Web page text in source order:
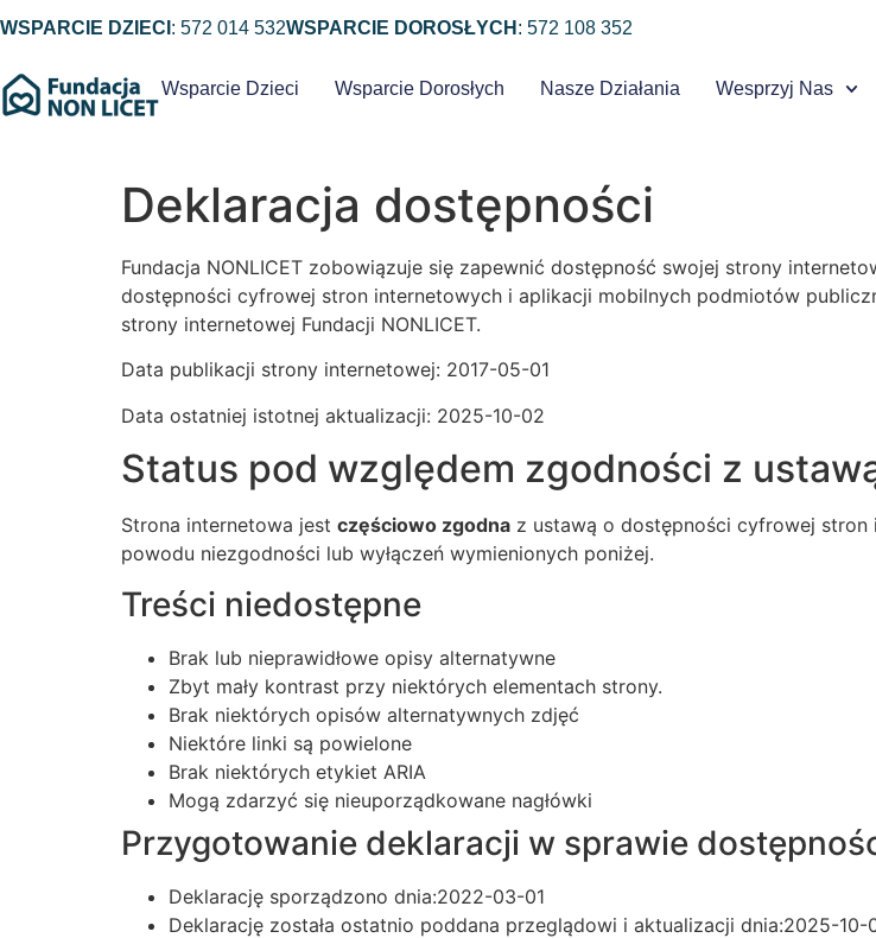
WSPARCIE DZIECI : 572 014 532WSPARCIE DOROSŁYCH : 572 108 352
Wsparcie Dzieci Wsparcie Dorosłych Nasze Działania Wesprzyj Nas
Deklaracja dostępności
Fundacja NONLICET zobowiązuje się zapewnić dostępność swojej strony
dostępności cyfrowej stron internetowych i aplikacji mobilnych podmiotów
strony internetowej Fundacji NONLICET.
Data publikacji strony internetowej: 2017-05-01
Data ostatniej istotnej aktualizacji: 2025-10-02
Status pod względem zgodności z
Strona internetowa jest częściowo zgodna z ustawą o dostępności cyfrowej
powodu niezgodności lub wyłączeń wymienionych poniżej.
Treści niedostępne
Brak lub nieprawidłowe opisy alternatywne
Zbyt mały kontrast przy niektórych elementach strony.
Brak niektórych opisów alternatywnych zdjęć
Niektóre linki są powielone
Brak niektórych etykiet ARIA
Mogą zdarzyć się nieuporządkowane nagłówki
Przygotowanie deklaracji w sprawie
Deklarację sporządzono dnia:2022-03-01
Deklarację została ostatnio poddana przeglądowi i aktualizacji dnia:2025-10-